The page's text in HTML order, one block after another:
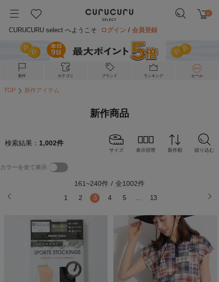
0
CURUCURU select へようこそ ログイン /会員登録
新作 カテゴリ ブランド ランキング セール
TOP 新作アイテム
新作商品
検索結果： 1,002件
サイズ 表示切替 新作順 絞り込む
カラーを全て表示
161~240件 / 全1002件
1 2 3 4 5 ... 13